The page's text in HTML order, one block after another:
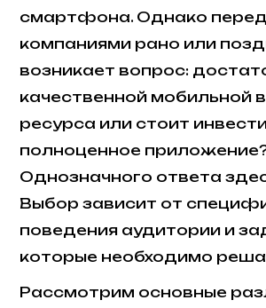
смартфона. Однако
компаниями рано или
возникает вопрос:
качественной мобильной
ресурса или стоит
полноценное
Однозначного ответа
Выбор зависит от
поведения аудитории и
которые необходимо
Рассмотрим основные